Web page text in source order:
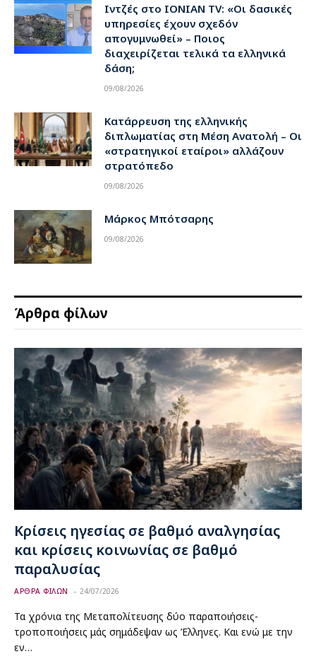
Ιντζές στο IONIAN TV: «Οι δασικές
υπηρεσίες έχουν σχεδόν
απογυμνωθεί» – Ποιος
διαχειρίζεται τελικά τα ελληνικά
δάση;
09/08/2026
Κατάρρευση της ελληνικής
διπλωματίας στη Μέση Ανατολή – Οι
«στρατηγικοί εταίροι» αλλάζουν
στρατόπεδο
09/08/2026
Μάρκος Μπότσαρης
09/08/2026
Άρθρα φίλων
Κρίσεις ηγεσίας σε βαθμό αναλγησίας
και κρίσεις κοινωνίας σε βαθμό
παραλυσίας
ΑΡΘΡΑ ΦΙΛΩΝ 24/07/2026
Τα χρόνια της Μεταπολίτευσης δύο παραποιήσεις-
τροποποιήσεις μάς σημάδεψαν ως Έλληνες. Και ενώ με την
εν…